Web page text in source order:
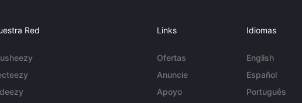
Red Links
Ofertas
Anuncie
Apoyo
Idiomas
English
Español
Português